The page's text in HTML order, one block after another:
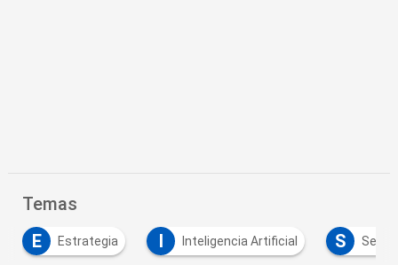
Temas
Estrategia I Inteligencia Artificial S Servicios